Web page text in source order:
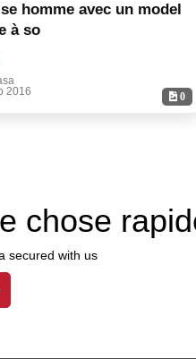
0
homme avec un model
à so
2016
chose
secured with us